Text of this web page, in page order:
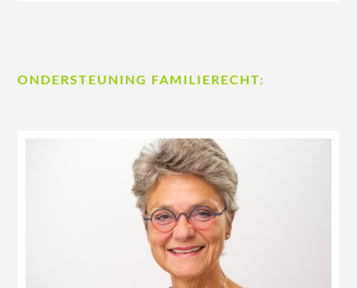
ONDERSTEUNING FAMILIERECHT: